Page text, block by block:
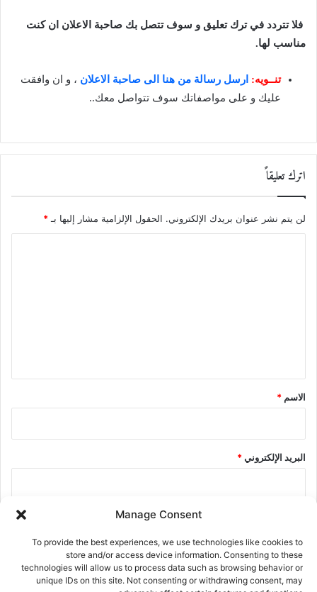
Manage Consent
To provide the best experiences, we use technologies like cookies to
store and/or access device information. Consenting to these
technologies will allow us to process data such as browsing behavior or
unique IDs on this site. Not consenting or withdrawing consent, may
فلا تتردد في ترك تعليق و سوف تتصل بك صاحبة الاعلان ان كنت
مناسب لها.
تنــويه: ارسل رسالة من هنا الى صاحبة الاعلان ، و ان وافقت
عليك و على مواصفاتك سوف تتواصل معك..
اترك تعليقاً
لن يتم نشر عنوان بريدك الإلكتروني. الحقول الإلزامية مشار إليها بـ*
*
الاسم *
البريد الإلكتروني*
احفظ اسمي، بريدي الإلكتروني، والموقع الإلكتروني في هذا المتصفح